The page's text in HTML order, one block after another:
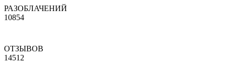
РАЗОБЛАЧЕНИЙ
10854
ОТЗЫВОВ
14512